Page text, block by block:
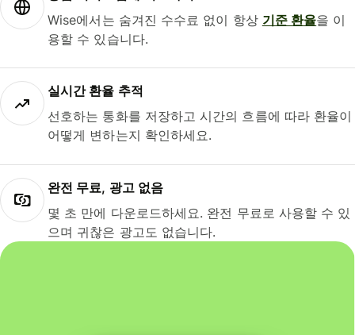
Wise에서는 숨겨진 수수료 없이 항상 기준 환율을 이
용할 수 있습니다.
실시간 환율 추적
선호하는 통화를 저장하고 시간의 흐름에 따라 환율이
어떻게 변하는지 확인하세요.
완전 무료, 광고 없음
몇 초 만에 다운로드하세요. 완전 무료로 사용할 수 있
으며 귀찮은 광고도 없습니다.